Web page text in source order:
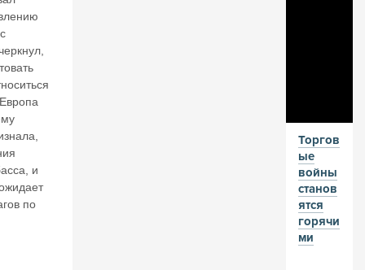
м
н
о
в
н
й
п
ит
а
и
по
Торгов
ые
войны
станов
ятся
горячи
ми